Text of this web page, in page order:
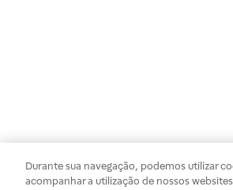
Durante sua navegação, podemos utilizar
acompanhar a utilização de nossos